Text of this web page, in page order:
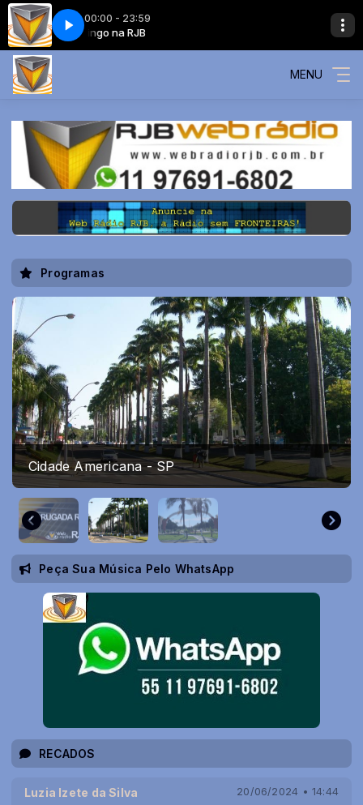
00:00 - 23:59
Domingo na RJB
Sharon Corr - Dreams
MENU
Programas
Cidade Americana - SP
Peça Sua Música Pelo WhatsApp
RECADOS
Luzia Izete da Silva 20/06/2024 • 14:44